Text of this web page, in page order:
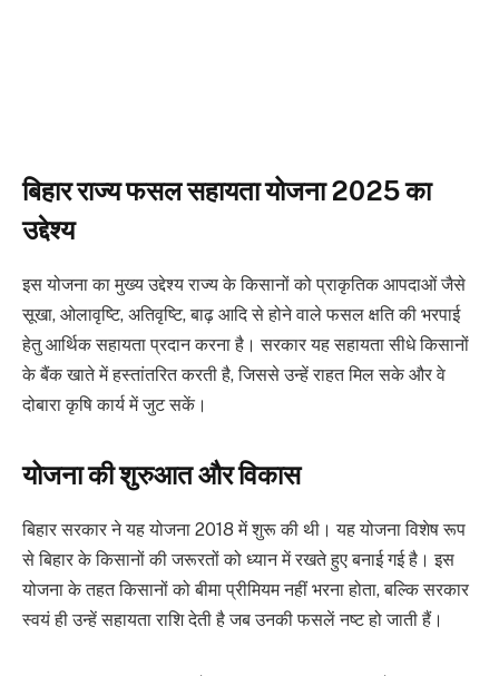
बिहार राज्य फसल सहायता योजना 2025 का
उद्देश्य
इस योजना का मुख्य उद्देश्य राज्य के किसानों को प्राकृतिक आपदाओं जैसे
सूखा, ओलावृष्टि, अतिवृष्टि, बाढ़ आदि से होने वाले फसल क्षति की भरपाई
हेतु आर्थिक सहायता प्रदान करना है। सरकार यह सहायता सीधे किसानों
के बैंक खाते में हस्तांतरित करती है, जिससे उन्हें राहत मिल सके और वे
दोबारा कृषि कार्य में जुट सकें।
योजना की शुरुआत और विकास
बिहार सरकार ने यह योजना 2018 में शुरू की थी। यह योजना विशेष रूप
से बिहार के किसानों की जरूरतों को ध्यान में रखते हुए बनाई गई है। इस
योजना के तहत किसानों को बीमा प्रीमियम नहीं भरना होता, बल्कि सरकार
स्वयं ही उन्हें सहायता राशि देती है जब उनकी फसलें नष्ट हो जाती हैं।